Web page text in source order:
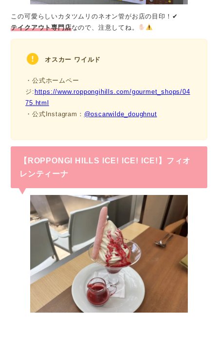
この可愛らしいカタツムリのネオン管がお店の目印！✔
テイクアウト専門店なので、注意してね。
オスカー ワイルド
・公式ホームペー
ジ:https://www.roppongihills.com/gourmet_shops/04
75.html
・公式Instagram： @oscarwilde_doughnut
【ROPPONGI HILLS ICE! ICE! ICE!】フィオ
レンティーナ